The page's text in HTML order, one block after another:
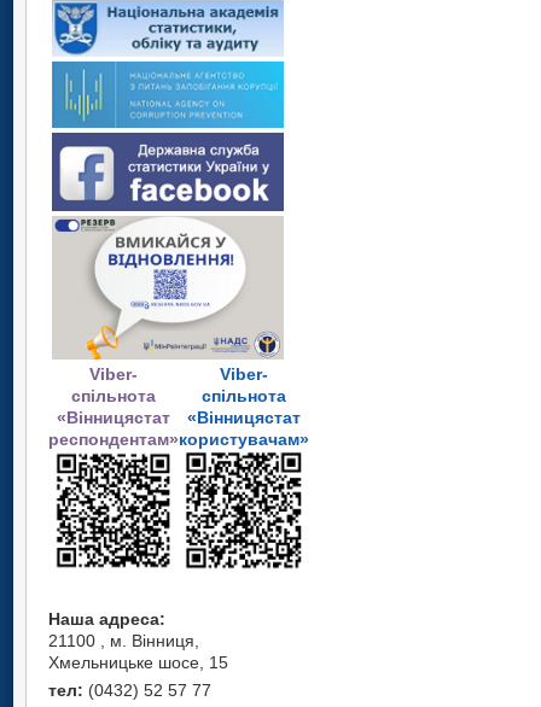
Viber-
спільнота
«Вінницястат
респондентам»
Viber-
спільнота
«Вінницястат
користувачам»
Наша адреса:
21100 , м. Вінниця,
Хмельницьке шосе, 15
тел: (0432) 52 57 77